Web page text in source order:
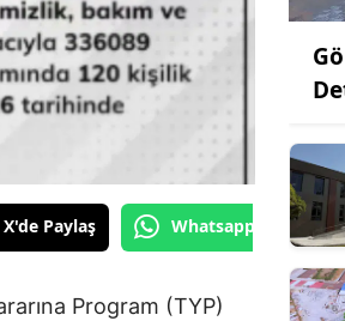
X'de Paylaş Whatsapp'tan
Program (TYP)